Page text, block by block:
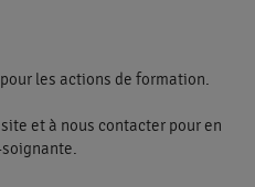
les actions de formation.
et à nous contacter pour en